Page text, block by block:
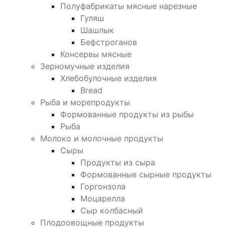
Полуфабрикаты мясные нарезные
Гуляш
Шашлык
Бефстроганов
Консервы мясные
Зерномучные изделия
Хлебобулочные изделия
Bread
Рыба и морепродукты
Формованные продукты из рыбы
Рыба
Молоко и молочные продукты
Сыры
Продукты из сыра
Формованные сырные продукты
Горгонзола
Моцарелла
Сыр колбасный
Плодоовощные продукты